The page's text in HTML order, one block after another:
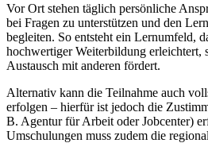
Vor Ort stehen täglich persönliche
bei Fragen zu unterstützen und den
begleiten. So entsteht ein Lernumfeld,
hochwertiger Weiterbildung erleichtert,
Austausch mit anderen fördert.
Alternativ kann die Teilnahme auch
erfolgen – hierfür ist jedoch die
B. Agentur für Arbeit oder Jobcenter)
Umschulungen muss zudem die